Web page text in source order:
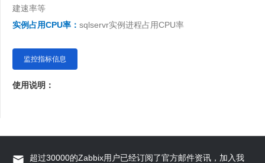
建速率等
实例占用CPU率： sqlservr实例进程占用CPU率
监控指标信息
使用说明：
超过30000的Zabbix用户已经订阅了官方邮件资讯，加入我